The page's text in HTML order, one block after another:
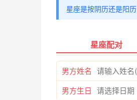
星座是按阴历还是阳历
星座配对
男方姓名
男方生日